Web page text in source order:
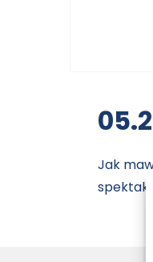
Jak